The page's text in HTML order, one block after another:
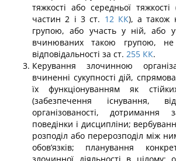
тяжкості або серед­ньої
частин 2 і 3 ст. 12 КК), а також
групою, або участь у ній, або
вчинюваних такою групою,
відповідальності за ст. 255 КК.
Керування злочинною
вчиненні сукупності дій,
їх функціонуванням як
(забезпечення існування,
організованості, дотримання
поведін­ки і дисципліни;
розподіл або перерозподіл між
обов’язків; планування